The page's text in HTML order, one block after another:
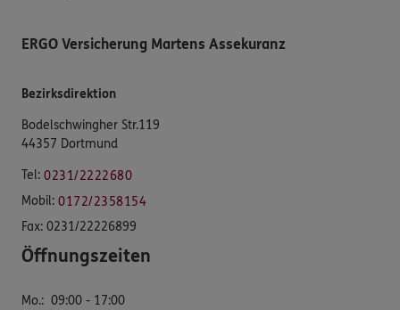
ERGO Versicherung Martens Assekuranz
Bezirksdirektion
Bodelschwingher Str.119
44357 Dortmund
Tel: 0231/2222680
Mobil: 0172/2358154
Fax: 0231/22226899
Öffnungszeiten
Mo.: 09:00 - 17:00